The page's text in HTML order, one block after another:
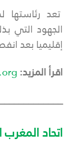
تعد رئاستها
الجهود التي
إقليميا بعد
اقرأ المزيد:
اتحاد